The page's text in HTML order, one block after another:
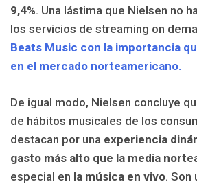
9,4%. Una lástima que Nielsen no
los servicios de streaming on
Beats Music con la importancia
en el mercado norteamericano.
De igual modo, Nielsen concluye
de hábitos musicales de los
destacan por una experiencia
gasto más alto que la media
especial en la música en vivo. Son